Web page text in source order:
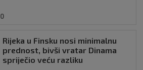
0
Rijeka u Finsku nosi minimalnu
prednost, bivši vratar Dinama
spriječio veću razliku